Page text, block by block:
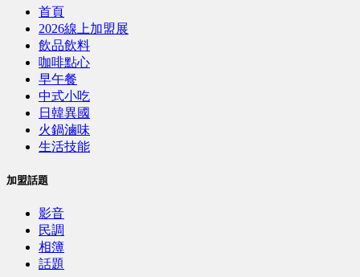
首頁
2026線上加盟展
飲品飲料
咖啡點心
早午餐
中式小吃
日韓異國
火鍋滷味
生活技能
加盟話題
影音
民調
相簿
話題